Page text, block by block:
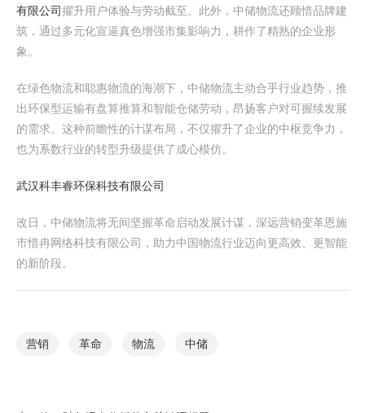
有限公司擢升用户体验与劳动截至。此外，中储物流还顾惜品牌建
筑，通过多元化宣逼真色增强市集影响力，耕作了精熟的企业形
象。
在绿色物流和聪惠物流的海潮下，中储物流主动合乎行业趋势，推
出环保型运输有盘算推算和智能仓储劳动，昂扬客户对可握续发展
的需求。这种前瞻性的计谋布局，不仅擢升了企业的中枢竞争力，
也为系数行业的转型升级提供了成心模仿。
武汉科丰睿环保科技有限公司
改日，中储物流将无间坚握革命启动发展计谋，深远营销变革恩施
市惜冉网络科技有限公司，助力中国物流行业迈向更高效、更智能
的新阶段。
营销 革命 物流 中储